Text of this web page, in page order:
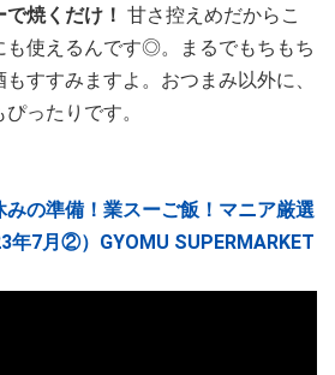
焼くだけ！ 甘さ控えめだからこ
も使えるんです◎。まるでもちもち
すすみますよ。おつまみ以外に、
ったりです。
みの準備！業スーご飯！マニア厳選
年7月②）GYOMU SUPERMARKET